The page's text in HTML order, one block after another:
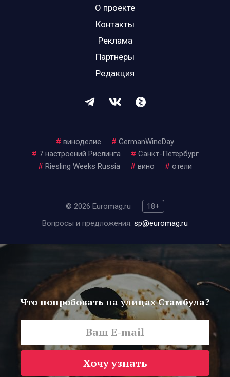
О проекте
Контакты
Реклама
Партнеры
Редакция
# виноделие # GermanWineDay
# 7 настроений Рислинга # Санкт-Петербург
# Riesling Weeks Russia # вино # отели
© 2026 Euromag.ru
18+
Вопросы и предложения: sp@euromag.ru
Что попробовать на улицах Стамбула?
Хочу узнать